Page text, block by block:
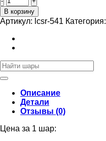
Фольгированная
звезда
46см
В корзину
Артикул: lcsr-541 Категория:
Искать:
Описание
Детали
Отзывы (0)
Цена за 1 шар: